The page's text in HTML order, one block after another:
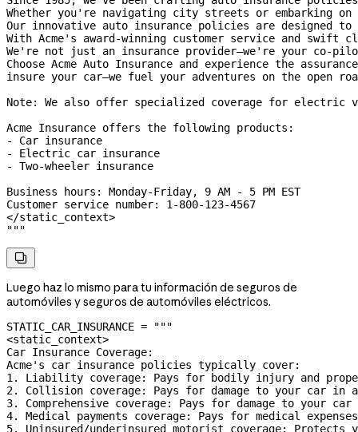
Whether you're navigating city streets or embarking
Our innovative auto insurance policies are designed
With Acme's award-winning customer service and
We're not just an insurance provider—we're your co-
Choose Acme Auto Insurance and experience the
insure your car—we fuel your adventures on the open
Note: We also offer specialized coverage for
Acme Insurance offers the following products:
- Car insurance
- Electric car insurance
- Two-wheeler insurance
Business hours: Monday-Friday, 9 AM - 5 PM EST
Customer service number: 1-800-123-4567
</static_context>
"""

Luego haz lo mismo para tu información de seguros de
automóviles y seguros de automóviles eléctricos.
STATIC_CAR_INSURANCE = """
<static_context>
Car Insurance Coverage:
Acme's car insurance policies typically cover:
1. Liability coverage: Pays for bodily injury and
2. Collision coverage: Pays for damage to your car in
3. Comprehensive coverage: Pays for damage to your
4. Medical payments coverage: Pays for medical
5. Uninsured/underinsured motorist coverage: